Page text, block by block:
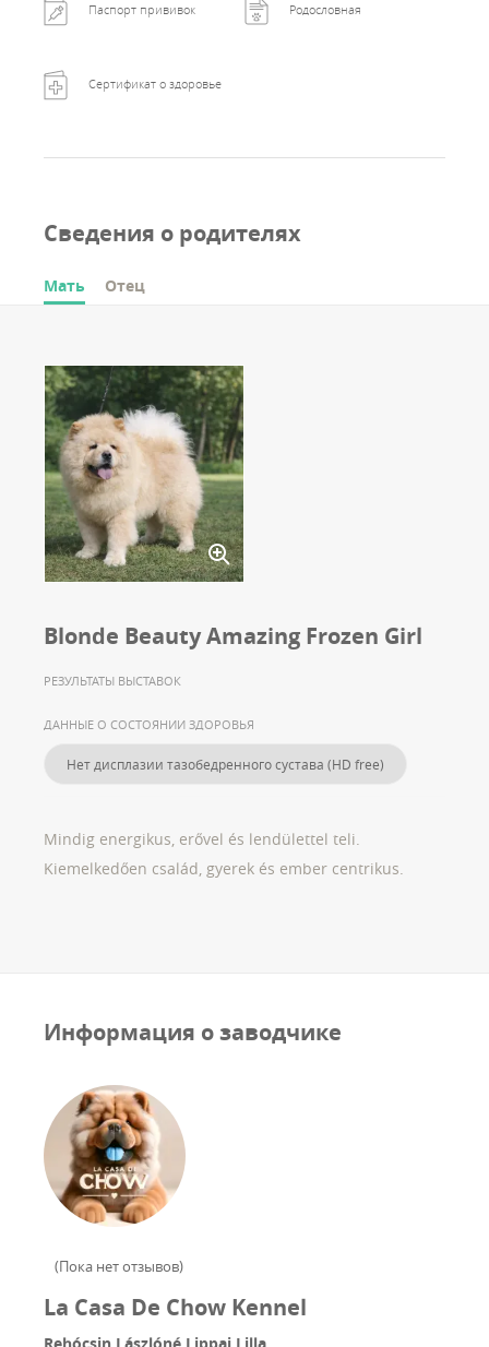
Паспорт прививок Родословная
Сертификат о здоровье
Сведения о родителях
Мать Отец
Blonde Beauty Amazing Frozen Girl
РЕЗУЛЬТАТЫ ВЫСТАВОК
ДАННЫЕ О СОСТОЯНИИ ЗДОРОВЬЯ
Нет дисплазии тазобедренного сустава (HD free)
Mindig energikus, erővel és lendülettel teli.
Kiemelkedően család, gyerek és ember centrikus.
Информация о заводчике
(Пока нет отзывов)
La Casa De Chow Kennel